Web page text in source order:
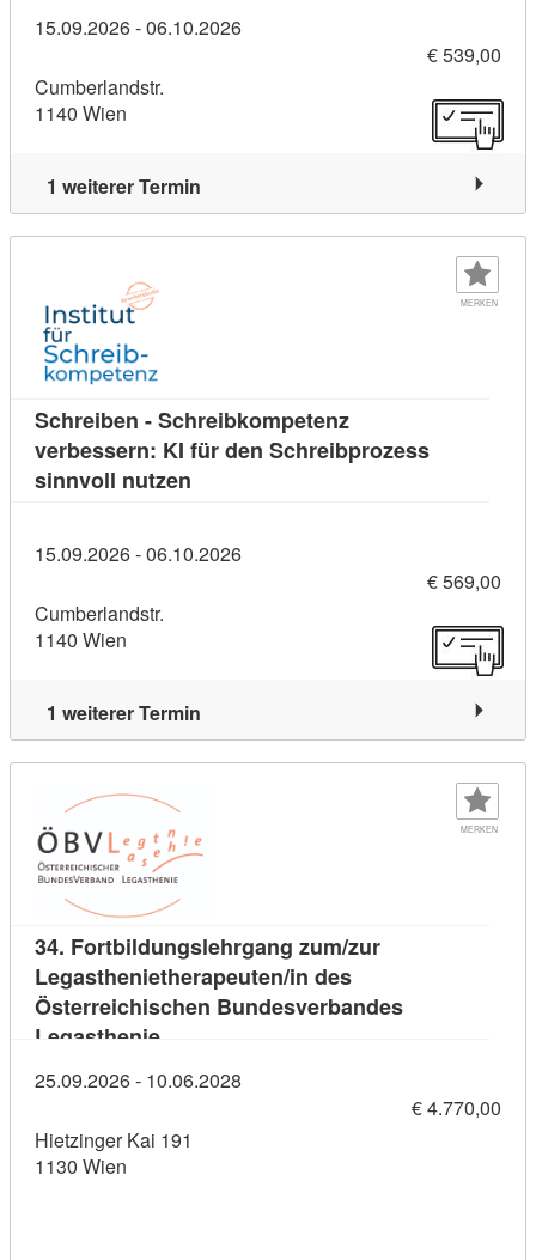
15.09.2026 - 06.10.2026
€ 539,00
Cumberlandstr.
1140 Wien
1 weiterer Termin
MERKEN
Schreiben - Schreibkompetenz
verbessern: KI für den Schreibprozess
sinnvoll nutzen
15.09.2026 - 06.10.2026
€ 569,00
Cumberlandstr.
1140 Wien
1 weiterer Termin
MERKEN
34. Fortbildungslehrgang zum/zur
Legasthenietherapeuten/in des
Österreichischen Bundesverbandes
LegasthenieKursdetail: 34. Fortbildungslehrgang
25.09.2026 - 10.06.2028
€ 4.770,00
Hietzinger Kai 191
1130 Wien